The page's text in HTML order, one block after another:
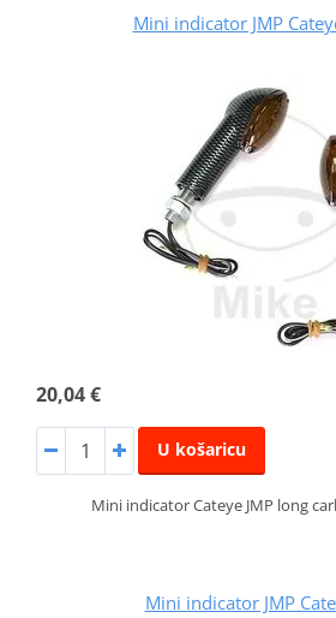
Mini indicator JMP
20,04 €
U košaricu
Mini indicator Cateye JMP long
Mini indicator JMP